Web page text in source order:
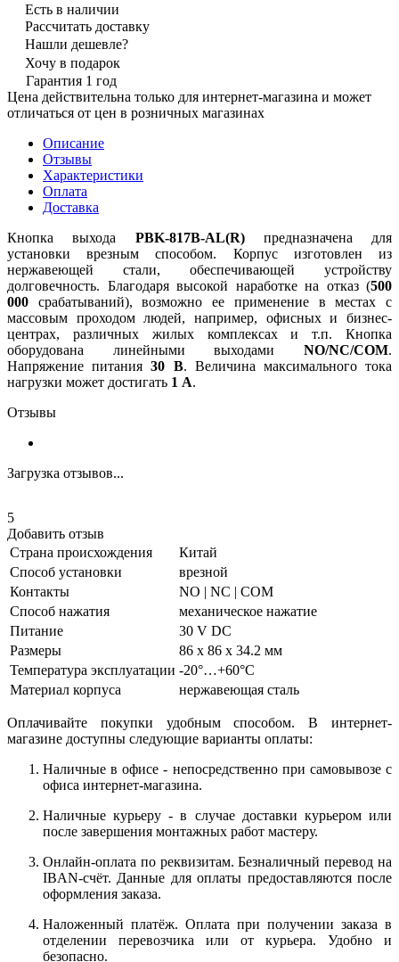
Есть в наличии
Рассчитать доставку
Нашли дешевле?
Хочу в подарок
Гарантия 1 год
Цена действительна только для интернет-магазина и может
отличаться от цен в розничных магазинах
Описание
Отзывы
Характеристики
Оплата
Доставка
Кнопка выхода PBK-817B-AL(R)предназначена для
установки врезным способом. Корпус изготовлен из
нержавеющей стали, обеспечивающей устройству
долговечность. Благодаря высокой наработке на отказ (500
000 срабатываний), возможно ее применение в местах с
массовым проходом людей, например, офисных и бизнес-
центрах, различных жилых комплексах и т.п. Кнопка
оборудована линейными выходами NO/NC/COM.
Напряжение питания30 В. Величина максимального тока
нагрузки может достигать 1 А.
Отзывы
Загрузка отзывов...
5
Добавить отзыв
Страна происхождения
Китай
Способ установки
врезной
Контакты
NO | NC | COM
Способ нажатия
механическое нажатие
Питание
30 V DC
Размеры
86 х 86 х 34.2 мм
Температура эксплуатации -20°…+60°C
Материал корпуса
нержавеющая сталь
Оплачивайте покупки удобным способом. В интернет-
магазине доступны следующие варианты оплаты:
Наличные в офисе - непосредственно при самовывозе с
офиса интернет-магазина.
Наличные курьеру - в случае доставки курьером или
после завершения монтажных работ мастеру.
Онлайн-оплата по реквизитам. Безналичный перевод на
IBAN-счёт. Данные для оплаты предоставляются после
оформления заказа.
Наложенный платёж. Оплата при получении заказа в
отделении перевозчика или от курьера. Удобно и
безопасно.